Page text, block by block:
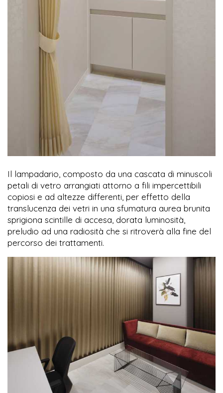
Il lampadario, composto da una cascata di minuscoli
petali di vetro arrangiati attorno a fili impercettibili
copiosi e ad altezze differenti, per effetto della
translucenza dei vetri in una sfumatura aurea brunita
sprigiona scintille di accesa, dorata luminosità,
preludio ad una radiosità che si ritroverà alla fine del
percorso dei trattamenti.